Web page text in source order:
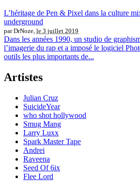
L’héritage de Pen & Pixel dans la culture
underground
par DrNoze, le 3 juillet 2019
Dans les années 1990, un studio de
l’imagerie du rap et a imposé le logiciel
outils les plus importants de...
Artistes
Julian Cruz
SuicideYear
who shot hollywood
Smug Mang
Larry Luxx
Spark Master Tape
Andrei
Raveena
Seed Of 6ix
Flee Lord